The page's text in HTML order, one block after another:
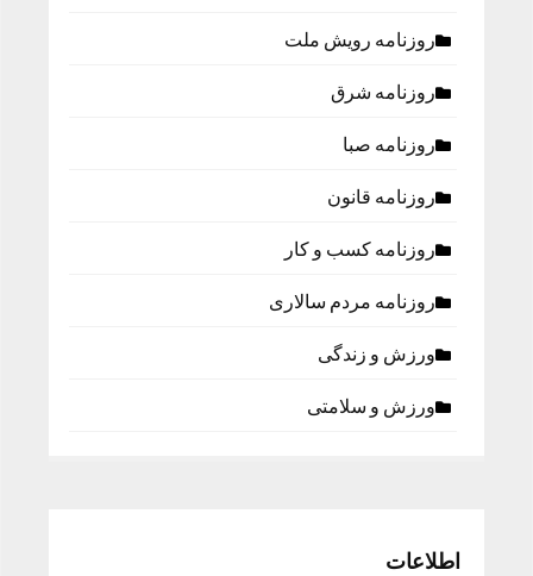
روزنامه رویش ملت
روزنامه شرق
روزنامه صبا
روزنامه قانون
روزنامه كسب و كار
روزنامه مردم سالاری
ورزش و زندگی
ورزش و سلامتی
اطلاعات